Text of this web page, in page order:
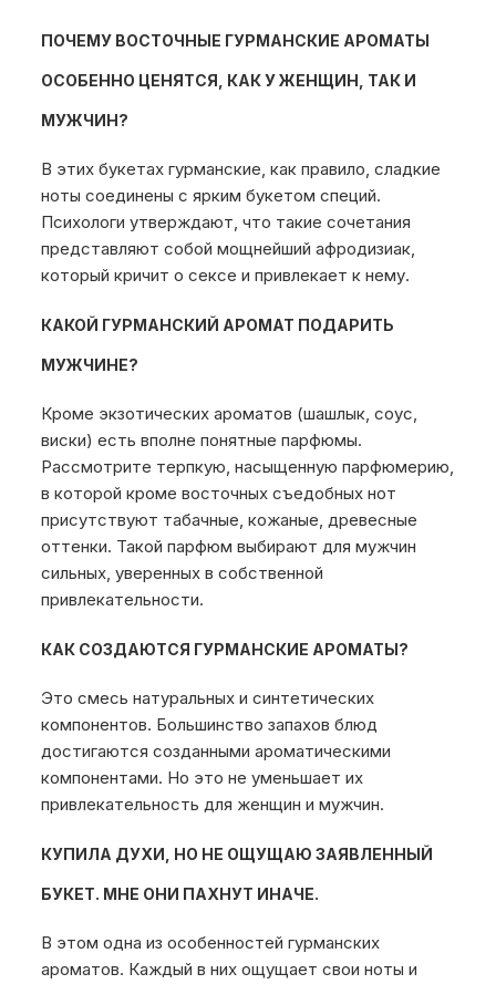
ПОЧЕМУ ВОСТОЧНЫЕ ГУРМАНСКИЕ АРОМАТЫ
ОСОБЕННО ЦЕНЯТСЯ, КАК У ЖЕНЩИН, ТАК И
МУЖЧИН?
В этих букетах гурманские, как правило, сладкие
ноты соединены с ярким букетом специй.
Психологи утверждают, что такие сочетания
представляют собой мощнейший афродизиак,
который кричит о сексе и привлекает к нему.
КАКОЙ ГУРМАНСКИЙ АРОМАТ ПОДАРИТЬ
МУЖЧИНЕ?
Кроме экзотических ароматов (шашлык, соус,
виски) есть вполне понятные парфюмы.
Рассмотрите терпкую, насыщенную парфюмерию,
в которой кроме восточных съедобных нот
присутствуют табачные, кожаные, древесные
оттенки. Такой парфюм выбирают для мужчин
сильных, уверенных в собственной
привлекательности.
КАК СОЗДАЮТСЯ ГУРМАНСКИЕ АРОМАТЫ?
Это смесь натуральных и синтетических
компонентов. Большинство запахов блюд
достигаются созданными ароматическими
компонентами. Но это не уменьшает их
привлекательность для женщин и мужчин.
КУПИЛА ДУХИ, НО НЕ ОЩУЩАЮ ЗАЯВЛЕННЫЙ
БУКЕТ. МНЕ ОНИ ПАХНУТ ИНАЧЕ.
В этом одна из особенностей гурманских
ароматов. Каждый в них ощущает свои ноты и